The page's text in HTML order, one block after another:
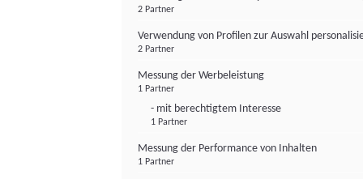
2 Partner
Verwendung von Profilen zur Auswahl
2 Partner
Messung der Werbeleistung
1 Partner
- mit berechtigtem Interesse
1 Partner
Messung der Performance von Inhalten
1 Partner